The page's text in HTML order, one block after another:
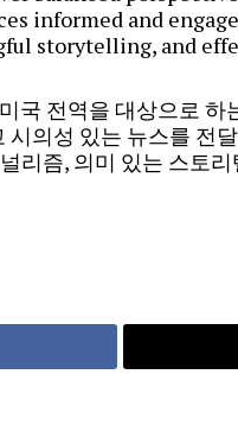
informed and
storytelling, and
국 전역을 대상으로
시의성 있는 뉴스를 전
리즘, 의미 있는 스토